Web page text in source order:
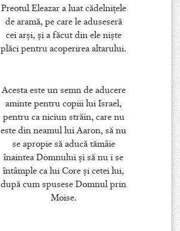
Preotul Eleazar a luat cădelniţele
de aramă, pe care le aduseseră
cei arşi, şi a făcut din ele nişte
plăci pentru acoperirea altarului.
Acesta este un semn de aducere
aminte pentru copiii lui Israel,
pentru ca niciun străin, care nu
este din neamul lui Aaron, să nu
se apropie să aducă tămâie
înaintea Domnului şi să nu i se
întâmple ca lui Core şi cetei lui,
după cum spusese Domnul prin
Moise.